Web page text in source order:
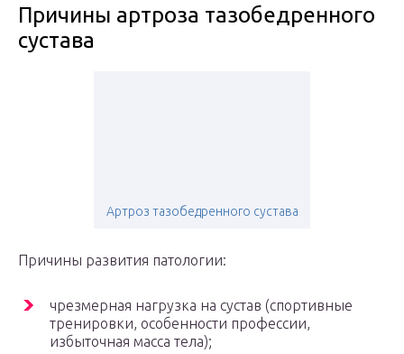
Причины артроза тазобедренного
сустава
Артроз тазобедренного сустава
Причины развития патологии:
чрезмерная нагрузка на сустав (спортивные
тренировки, особенности профессии,
избыточная масса тела);